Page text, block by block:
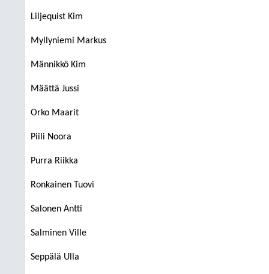
Liljequist Kim
Myllyniemi Markus
Männikkö Kim
Määttä Jussi
Orko Maarit
Piili Noora
Purra Riikka
Ronkainen Tuovi
Salonen Antti
Salminen Ville
Seppälä Ulla